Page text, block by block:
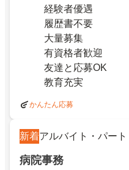
経験者優遇
履歴書不要
大量募集
有資格者歓迎
友達と応募OK
教育充実
かんたん応募
新着アルバイト・パート
病院事務